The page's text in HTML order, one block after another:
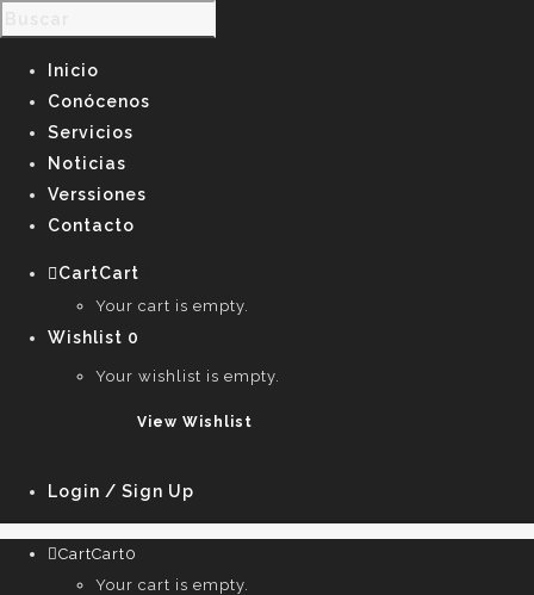
Inicio
Conócenos
Servicios
Noticias
Verssiones
Contacto
CartCart
Your cart is empty.
Wishlist 0
Your wishlist is empty.
View Wishlist
Login / Sign Up
CartCart0
Your cart is empty.